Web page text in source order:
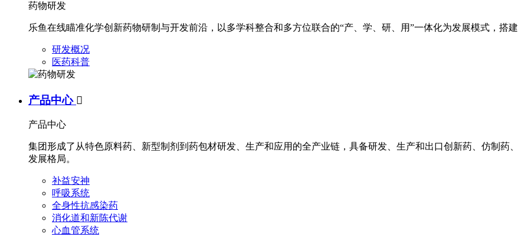
药物研发
乐鱼在线瞄准化学创新药物研制与开发前沿，以多学科整合和多方位联合的“产、学、研、用”一体化为发展模式，搭
研发概况
医药科普
产品中心 
产品中心
集团形成了从特色原料药、新型制剂到药包材研发、生产和应用的全产业链，具备研发、生产和出口创新药、仿制药
发展格局。
补益安神
呼吸系统
全身性抗感染药
消化道和新陈代谢
心血管系统